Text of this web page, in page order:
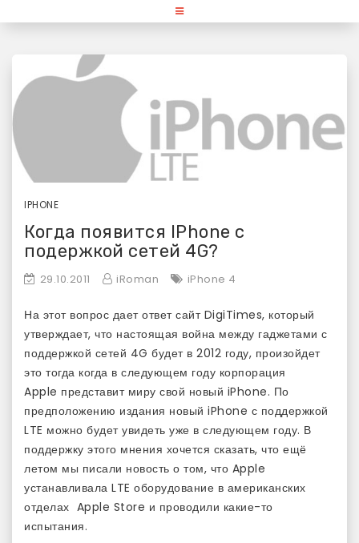
«Используй Mac» — блог для
любителей и поклонников
продукции Apple
IPHONE
Когда появится IPhone с
подержкой сетей 4G?
29.10.2011 iRoman iPhone 4
На этот вопрос дает ответ сайт DigiTimes, который
утверждает, что настоящая война между гаджетами с
поддержкой сетей 4G будет в 2012 году, произойдет
это тогда когда в следующем году корпорация
Apple представит миру свой новый iPhone. По
предположению издания новый iPhone с поддержкой
LTE можно будет увидеть уже в следующем году. В
поддержку этого мнения хочется сказать, что ещё
летом мы писали новость о том, что Apple
устанавливала LTE оборудование в американских
отделах Apple Store и проводили какие-то
испытания.